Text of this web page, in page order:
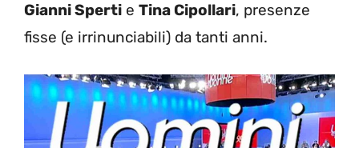
Gianni Sperti e Tina Cipollari, presenze
fisse (e irrinunciabili) da tanti anni.